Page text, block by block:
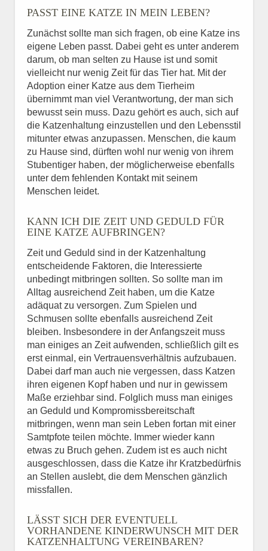
PASST EINE KATZE IN MEIN LEBEN?
Zunächst sollte man sich fragen, ob eine Katze ins
eigene Leben passt. Dabei geht es unter anderem
darum, ob man selten zu Hause ist und somit
vielleicht nur wenig Zeit für das Tier hat. Mit der
Adoption einer Katze aus dem Tierheim
übernimmt man viel Verantwortung, der man sich
bewusst sein muss. Dazu gehört es auch, sich auf
die Katzenhaltung einzustellen und den Lebensstil
mitunter etwas anzupassen. Menschen, die kaum
zu Hause sind, dürften wohl nur wenig von ihrem
Stubentiger haben, der möglicherweise ebenfalls
unter dem fehlenden Kontakt mit seinem
Menschen leidet.
KANN ICH DIE ZEIT UND GEDULD FÜR
EINE KATZE AUFBRINGEN?
Zeit und Geduld sind in der Katzenhaltung
entscheidende Faktoren, die Interessierte
unbedingt mitbringen sollten. So sollte man im
Alltag ausreichend Zeit haben, um die Katze
adäquat zu versorgen. Zum Spielen und
Schmusen sollte ebenfalls ausreichend Zeit
bleiben. Insbesondere in der Anfangszeit muss
man einiges an Zeit aufwenden, schließlich gilt es
erst einmal, ein Vertrauensverhältnis aufzubauen.
Dabei darf man auch nie vergessen, dass Katzen
ihren eigenen Kopf haben und nur in gewissem
Maße erziehbar sind. Folglich muss man einiges
an Geduld und Kompromissbereitschaft
mitbringen, wenn man sein Leben fortan mit einer
Samtpfote teilen möchte. Immer wieder kann
etwas zu Bruch gehen. Zudem ist es auch nicht
ausgeschlossen, dass die Katze ihr Kratzbedürfnis
an Stellen auslebt, die dem Menschen gänzlich
missfallen.
LÄSST SICH DER EVENTUELL
VORHANDENE KINDERWUNSCH MIT DER
KATZENHALTUNG VEREINBAREN?